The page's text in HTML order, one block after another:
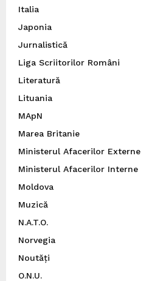
Italia
Japonia
Jurnalistică
Liga Scriitorilor Români
Literatură
Lituania
MApN
Marea Britanie
Ministerul Afacerilor Externe
Ministerul Afacerilor Interne
Moldova
Muzică
N.A.T.O.
Norvegia
Noutăți
O.N.U.